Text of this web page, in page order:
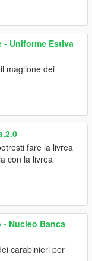
- Uniforme Estiva
maglione dei
fare la livrea
con la livrea
- Nucleo Banca
carabinieri per